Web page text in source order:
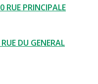
PRINCIPALE
DU GENERAL